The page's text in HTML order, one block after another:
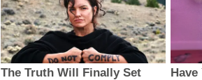
The Truth Will Finally Set